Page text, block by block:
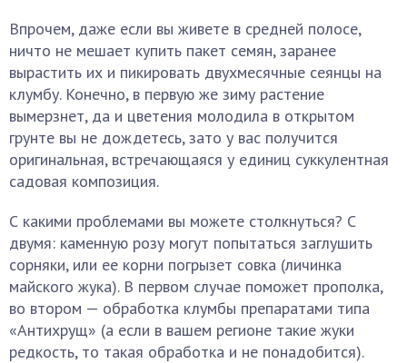
Впрочем, даже если вы живете в средней полосе,
ничто не мешает купить пакет семян, заранее
вырастить их и пикировать двухмесячные сеянцы на
клумбу. Конечно, в первую же зиму растение
вымерзнет, да и цветения молодила в открытом
грунте вы не дождетесь, зато у вас получится
оригинальная, встречающаяся у единиц суккулентная
садовая композиция.
С какими проблемами вы можете столкнуться? С
двумя: каменную розу могут попытаться заглушить
сорняки, или ее корни погрызет совка (личинка
майского жука). В первом случае поможет прополка,
во втором — обработка клумбы препаратами типа
«Антихрущ» (а если в вашем регионе такие жуки
редкость, то такая обработка и не понадобится).